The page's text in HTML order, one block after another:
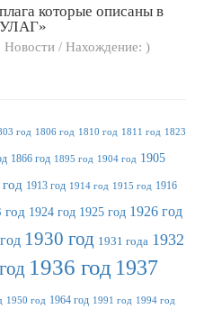
которые описаны в
Новости / Нахождение: )
год 1806 год 1810 год 1811 год 1823
1866 год 1895 год 1904 год 1905
1913 год 1914 год 1915 год 1916
год 1924 год 1925 год 1926 год
1930 год 1931 года 1932
1936 год 1937
1950 год 1964 год 1991 год 1994 год